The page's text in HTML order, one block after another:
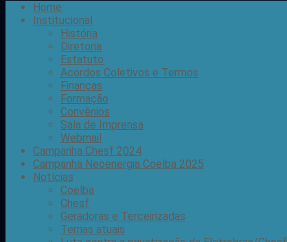
Home
Institucional
História
Diretoria
Estatuto
Acordos Coletivos e Termos
Finanças
Formação
Convênios
Sala de Imprensa
Webmail
Campanha Chesf 2024
Campanha Neoenergia Coelba 2025
Notícias
Coelba
Chesf
Geradoras e Terceirizadas
Temas atuais